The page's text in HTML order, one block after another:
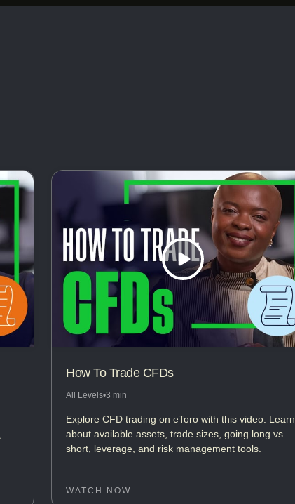
How To Trade CFDs
All Levels•3 min
Explore CFD trading on eToro with this video. Learn
about available assets, trade sizes, going long vs.
short, leverage, and risk management tools.
WATCH NOW